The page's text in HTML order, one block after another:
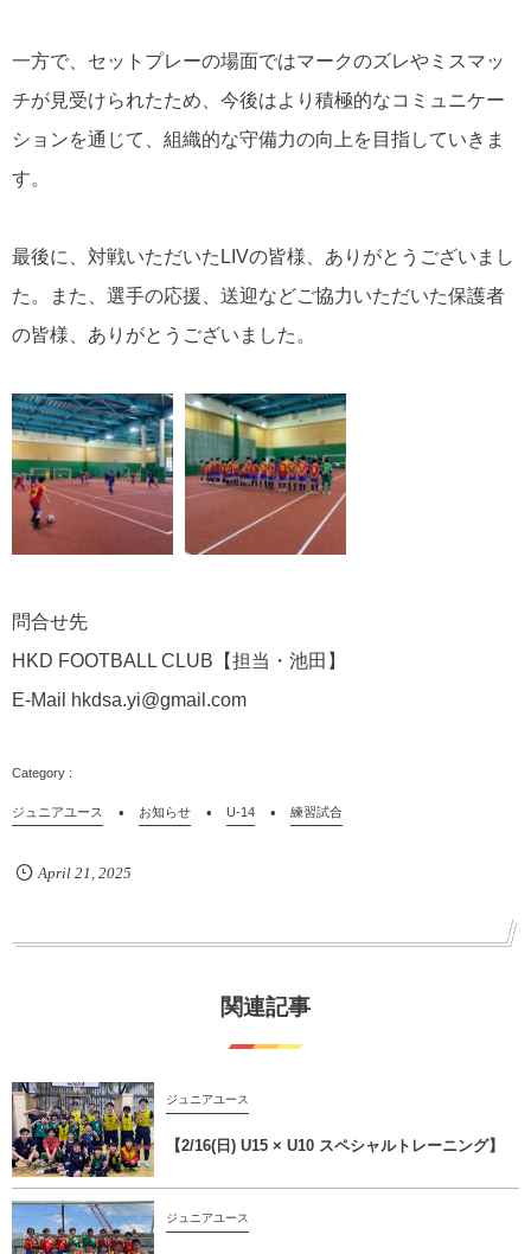
一方で、セットプレーの場面ではマークのズレやミスマッ
チが見受けられたため、今後はより積極的なコミュニケー
ションを通じて、組織的な守備力の向上を目指していきま
す。
最後に、対戦いただいたLIVの皆様、ありがとうございまし
た。また、選手の応援、送迎などご協力いただいた保護者
の皆様、ありがとうございました。
問合せ先
HKD FOOTBALL CLUB【担当・池田】
E-Mail hkdsa.yi@gmail.com
ジュニアユース お知らせ U-14 練習試合
April 21 , 2025
関連記事
ジュニアユース
【2/16(日) U15 × U10 スペシャルトレーニング】
ジュニアユース